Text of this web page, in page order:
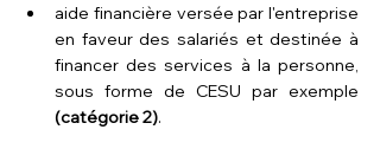
aide financière versée par l'entreprise
en faveur des salariés et destinée à
financer des services à la personne,
sous forme de CESU par exemple
(catégorie 2).